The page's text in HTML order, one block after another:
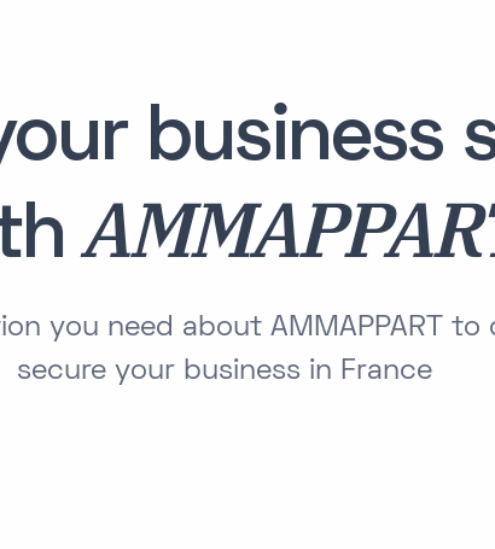
business
you need about AMMAPPART to
secure your business in France